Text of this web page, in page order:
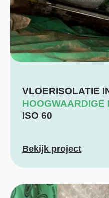
VLOERISOLATIE
HOOGWAARDIGE
ISO 60
Bekijk project